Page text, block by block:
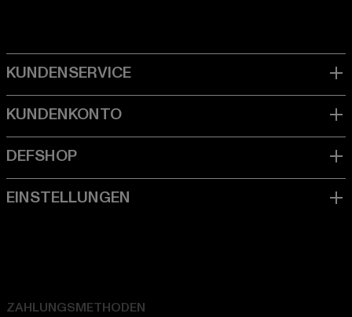
ZAHLUNGSMETHODEN